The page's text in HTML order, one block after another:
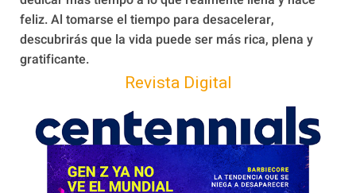
feliz. Al tomarse el tiempo para desacelerar,
descubrirás que la vida puede ser más rica, plena y
gratificante.
Revista Digital